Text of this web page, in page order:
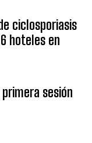
ciclosporiasis
hoteles en
sesión